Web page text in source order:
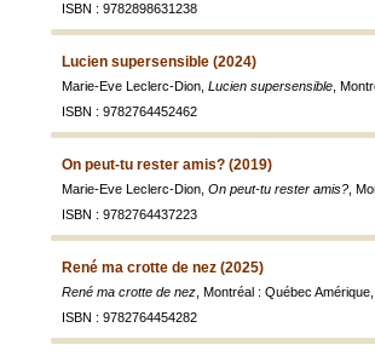
ISBN : 9782898631238
Lucien supersensible (2024)
Marie-Eve Leclerc-Dion, Lucien supersensible ,
ISBN : 9782764452462
On peut-tu rester amis? (2019)
Marie-Eve Leclerc-Dion, On peut-tu rester amis? ,
ISBN : 9782764437223
René ma crotte de nez (2025)
René ma crotte de nez , Montréal : Québec
ISBN : 9782764454282